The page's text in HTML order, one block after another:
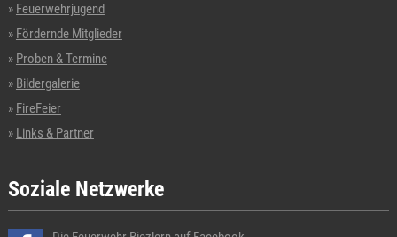
Feuerwehrjugend
Fördernde Mitglieder
Proben & Termine
Bildergalerie
FireFeier
Links & Partner
Soziale Netzwerke